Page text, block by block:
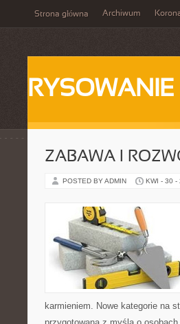
Strona główna Archiwum
RYSOWANIE
ZABAWA I
POSTED BY ADMIN KWI - 30 -
karmieniem. Nowe kategorie na